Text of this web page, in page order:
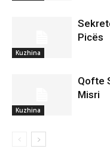
Kuzhina
Picës
Kuzhina
Qofte
Misri